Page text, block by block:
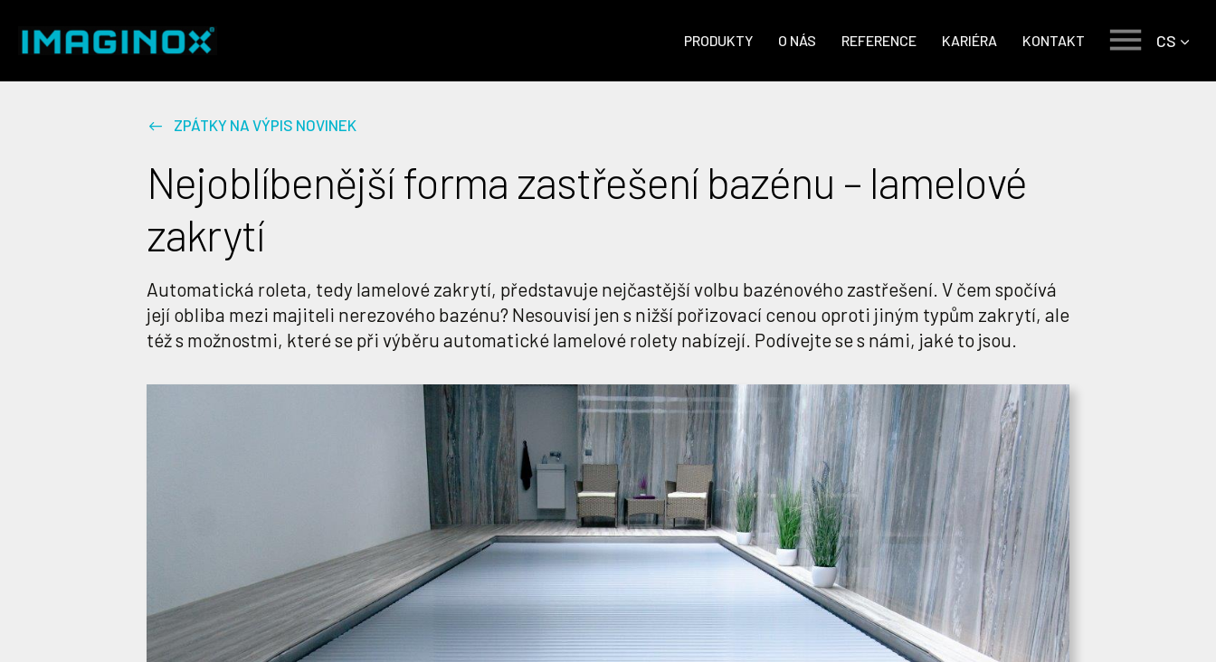
PRODUKTY O NÁS REFERENCE KARIÉRA KONTAKT CS
ZPÁTKY NA VÝPIS NOVINEK
Nejoblíbenější forma zastřešení bazénu – lamelové
zakrytí
Automatická roleta, tedy lamelové zakrytí, představuje nejčastější volbu bazénového zastřešení. V čem spočívá
její obliba mezi majiteli nerezového bazénu? Nesouvisí jen s nižší pořizovací cenou oproti jiným typům zakrytí, ale
též s možnostmi, které se při výběru automatické lamelové rolety nabízejí. Podívejte se s námi, jaké to jsou.